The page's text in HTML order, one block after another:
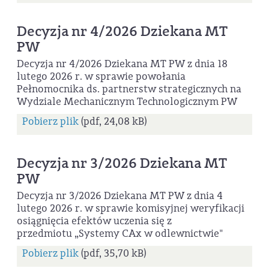
Decyzja nr 4/2026 Dziekana MT
PW
Decyzja nr 4/2026 Dziekana MT PW z dnia 18
lutego 2026 r. w sprawie powołania
Pełnomocnika ds. partnerstw strategicznych na
Wydziale Mechanicznym Technologicznym PW
Pobierz plik(pdf, 24,08 kB)
Decyzja nr 3/2026 Dziekana MT
PW
Decyzja nr 3/2026 Dziekana MT PW z dnia 4
lutego 2026 r. w sprawie komisyjnej weryfikacji
osiągnięcia efektów uczenia się z
przedmiotu „Systemy CAx w odlewnictwie"
Pobierz plik(pdf, 35,70 kB)